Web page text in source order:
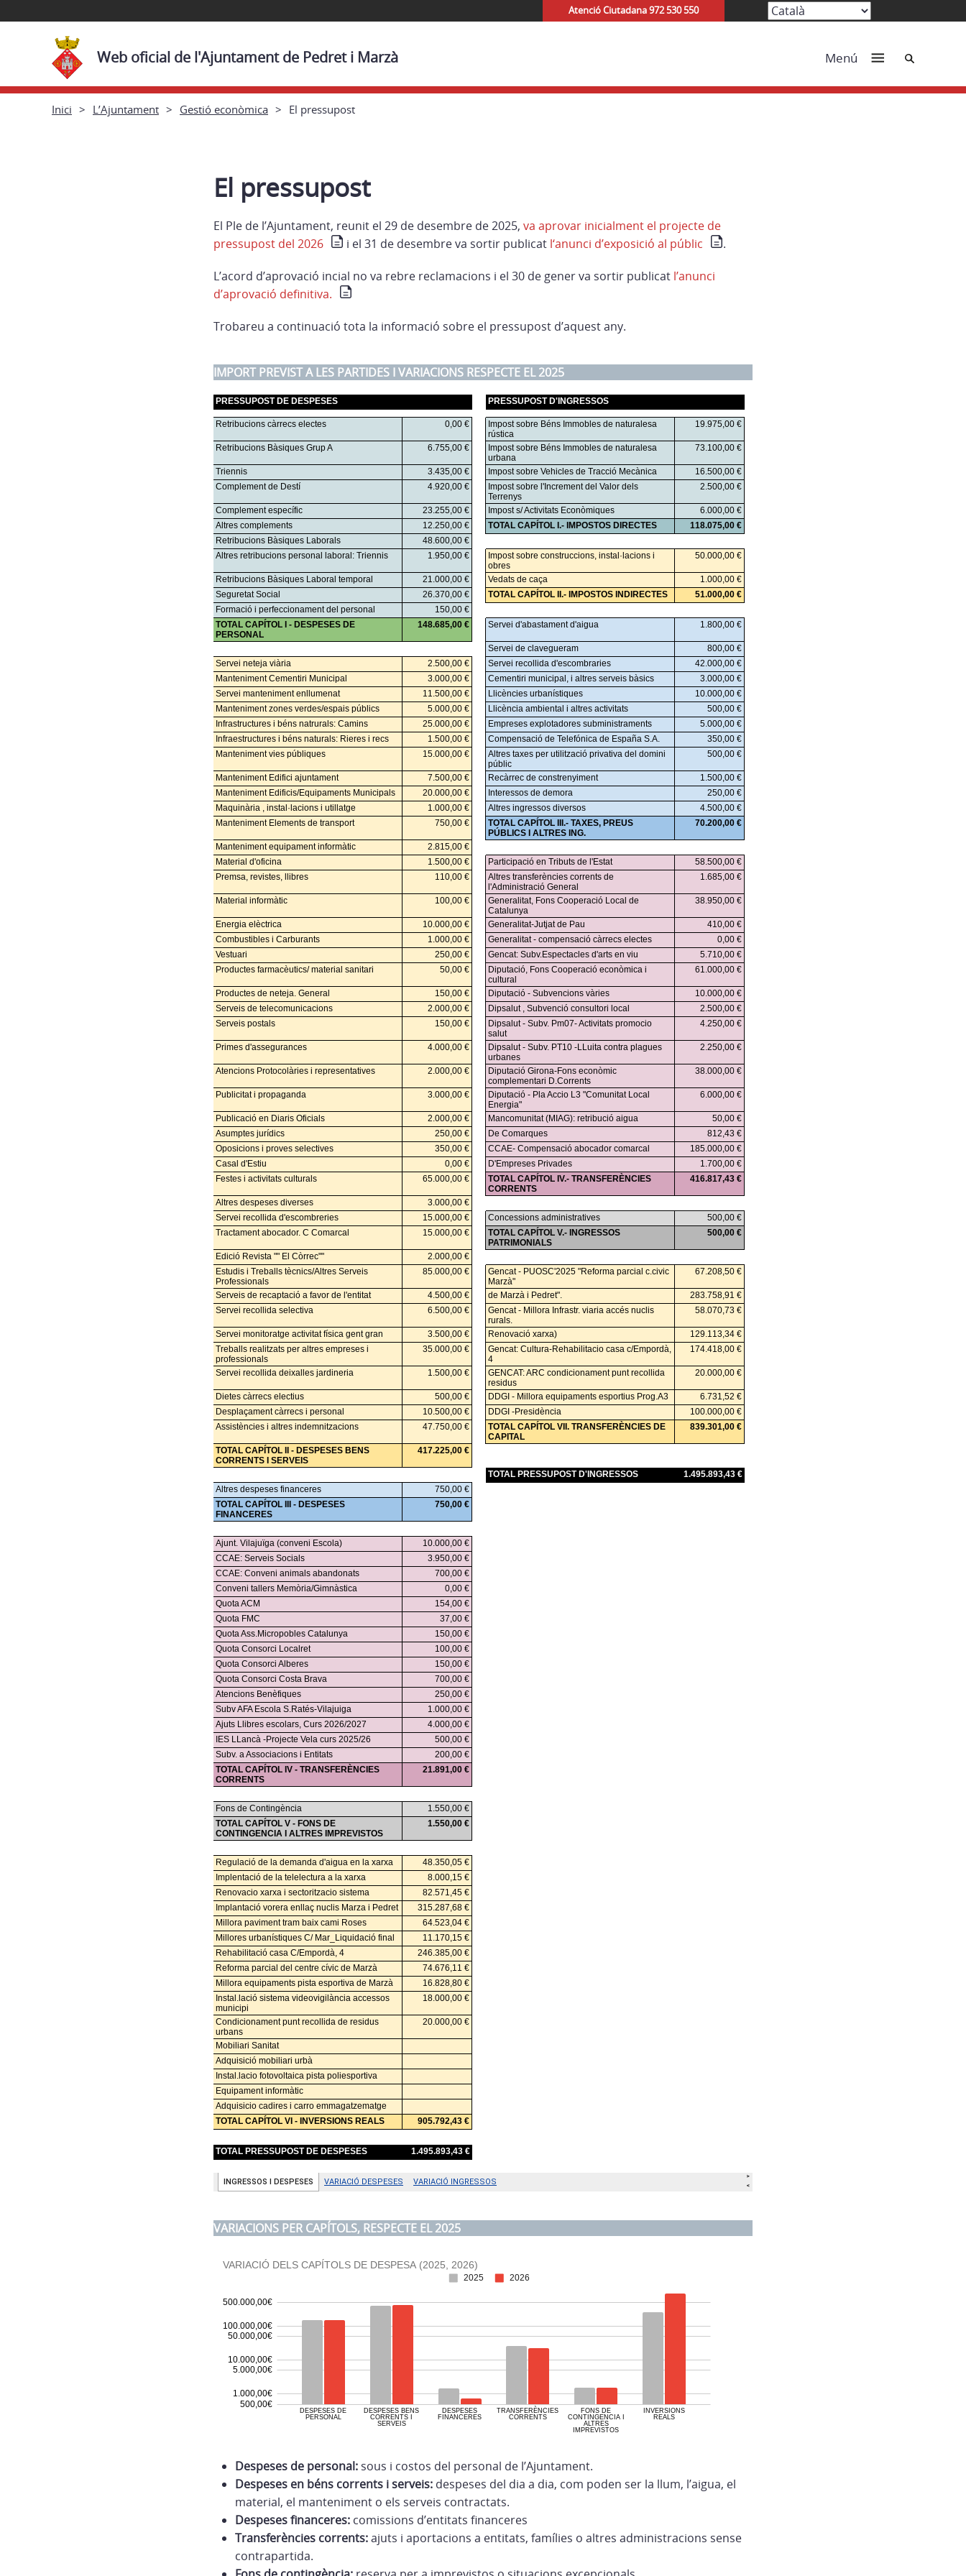
Atenció Ciutadana 972 530 550
Web oficial de l'Ajuntament de Pedret i Marzà Menú Cerca
Inici L’Ajuntament Gestió econòmica El pressupost
El pressupost
El Ple de l’Ajuntament, reunit el 29 de desembre de 2025, va aprovar inicialment el projecte de
pressupost del 2026
i el 31 de desembre va sortir publicat l‘anunci d’exposició al públic .
L’acord d’aprovació incial no va rebre reclamacions i el 30 de gener va sortir publicat l’anunci
d’aprovació definitiva.
Trobareu a continuació tota la informació sobre el pressupost d’aquest any.
IMPORT PREVIST A LES PARTIDES I VARIACIONS RESPECTE EL 2025
VARIACIONS PER CAPÍTOLS, RESPECTE EL 2025
Despeses de personal: sous i costos del personal de l’Ajuntament.
Despeses en béns corrents i serveis: despeses del dia a dia, com poden ser la llum, l’aigua, el
material, el manteniment o els serveis contractats.
Despeses financeres: comissions d’entitats financeres
Transferències corrents:ajuts i aportacions a entitats, famílies o altres administracions sense
contrapartida.